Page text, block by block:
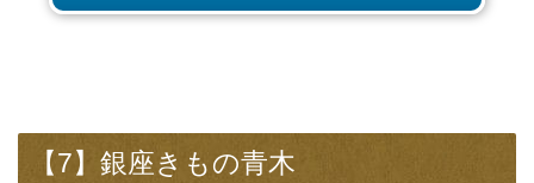
【7】銀座きもの青木